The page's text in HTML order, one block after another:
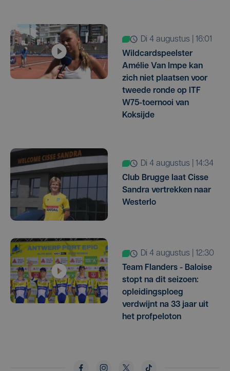
di 4 augustus | 16:01
Wildcardspeelster
Amélie Van Impe kan
zich niet plaatsen voor
tweede ronde op ITF
W75-toernooi van
Koksijde
di 4 augustus | 14:34
Club Brugge laat Cisse
Sandra vertrekken naar
Westerlo
di 4 augustus | 12:30
Team Flanders - Baloise
stopt na dit seizoen:
opleidingsploeg
verdwijnt na 33 jaar uit
het profpeloton